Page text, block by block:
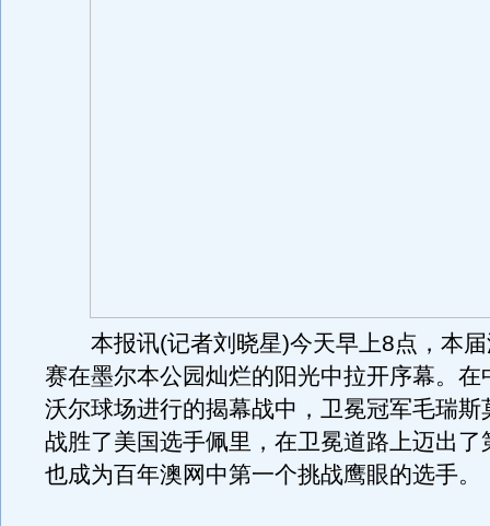
本报讯(记者刘晓星)今天早上8点，本届
赛在墨尔本公园灿烂的阳光中拉开序幕。在
沃尔球场进行的揭幕战中，卫冕冠军毛瑞
战胜了美国选手佩里，在卫冕道路上迈出了
也成为百年澳网中第一个挑战鹰眼的选手。